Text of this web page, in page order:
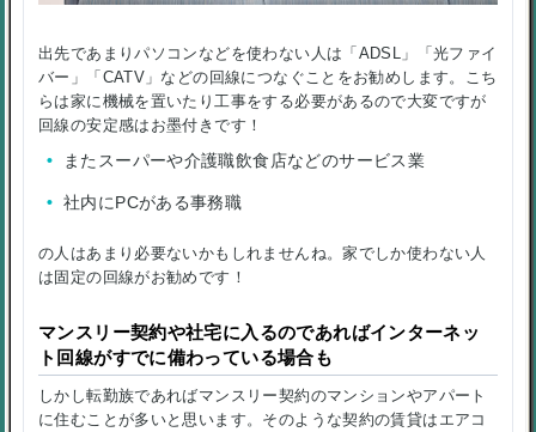
出先であまりパソコンなどを使わない人は「ADSL」「光ファイ
バー」「CATV」などの回線につなぐことをお勧めします。こち
らは家に機械を置いたり工事をする必要があるので大変ですが
回線の安定感はお墨付きです！
またスーパーや介護職飲食店などのサービス業
社内にPCがある事務職
の人はあまり必要ないかもしれませんね。家でしか使わない人
は固定の回線がお勧めです！
マンスリー契約や社宅に入るのであればインターネッ
ト回線がすでに備わっている場合も
しかし転勤族であればマンスリー契約のマンションやアパート
に住むことが多いと思います。そのような契約の賃貸はエアコ